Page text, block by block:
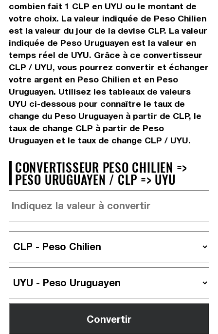
combien fait 1 CLP en UYU ou le montant de
votre choix. La valeur indiquée de Peso Chilien
est la valeur du jour de la devise CLP. La valeur
indiquée de Peso Uruguayen est la valeur en
temps réel de UYU. Grâce à ce convertisseur
CLP / UYU, vous pourrez convertir et échanger
votre argent en Peso Chilien et en Peso
Uruguayen. Utilisez les tableaux de valeurs
UYU ci-dessous pour connaître le taux de
change du Peso Uruguayen à partir de CLP, le
taux de change CLP à partir de Peso
Uruguayen et le taux de change CLP / UYU.
CONVERTISSEUR PESO CHILIEN =>
PESO URUGUAYEN / CLP => UYU